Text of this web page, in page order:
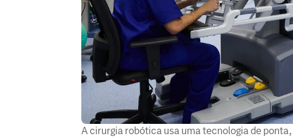
A cirurgia robótica usa uma tecnologia de